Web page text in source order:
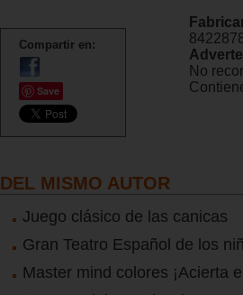
Compartir en:
Save
No
DEL MISMO AUTOR
Juego clásico de las canicas
Gran Teatro Español de los
Master mind colores ¡Acierta